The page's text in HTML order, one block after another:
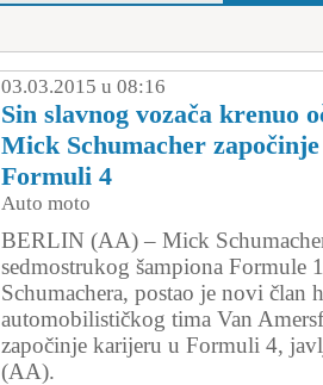
03.03.2015 u 08:16
Sin slavnog vozača krenuo
Mick Schumacher
Formuli 4
Auto moto
BERLIN (AA) – Mick
sedmostrukog šampiona Formule
Schumachera, postao je novi član
automobilističkog tima Van
započinje karijeru u Formuli 4,
(AA).